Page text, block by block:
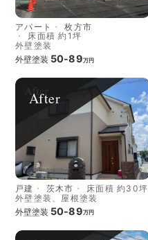
アパート
枚方市
床面積 約1坪
外壁塗装
外壁塗装 50-89万円
After
戸建 茨木市
床面積 約30坪
外壁塗装、屋根塗装
外壁塗装 50-89万円